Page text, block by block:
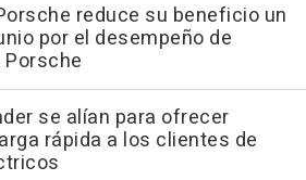
reduce su beneficio un
por el desempeño de
se alían para ofrecer
rápida a los clientes de